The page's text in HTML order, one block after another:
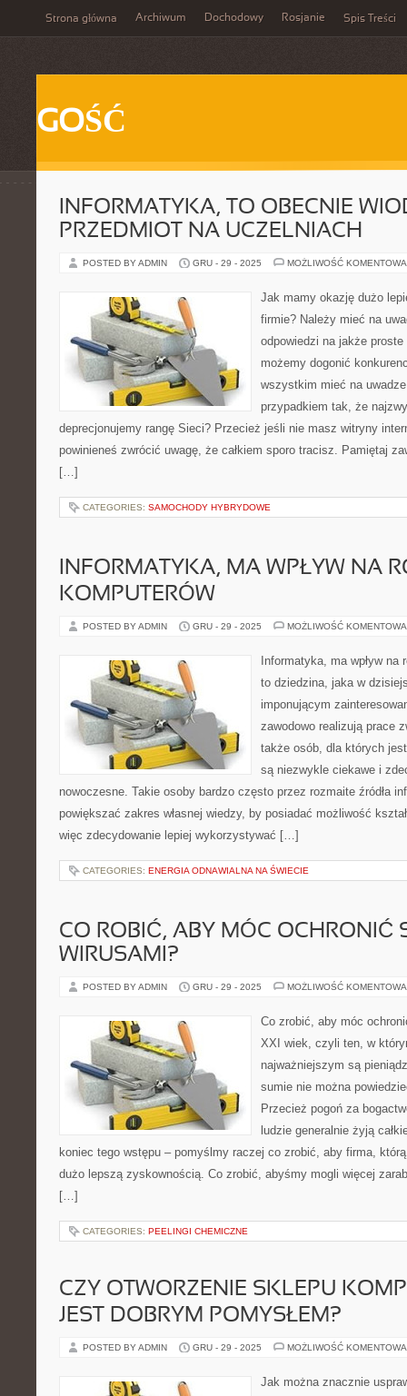
Strona główna Archiwum Dochodowy Rosjanie Spis Treści
GOŚĆ
INFORMATYKA, TO OBECNIE
PRZEDMIOT NA UCZELNIACH
POSTED BY ADMIN GRU - 29 - 2025 MOŻLIWOŚĆ
Jak mamy okazję dużo
firmie? Należy mieć na
odpowiedzi na jakże
możemy dogonić
wszystkim mieć na
przypadkiem tak, że
deprecjonujemy rangę Sieci? Przecież jeśli nie masz witryny
powinieneś zwrócić uwagę, że całkiem sporo tracisz. Pamiętaj
[…]
CATEGORIES: SAMOCHODY HYBRYDOWE
INFORMATYKA, MA WPŁYW NA
KOMPUTERÓW
POSTED BY ADMIN GRU - 29 - 2025 MOŻLIWOŚĆ
Informatyka, ma wpływ
to dziedzina, jaka w
imponującym
zawodowo realizują prace
także osób, dla których
są niezwykle ciekawe i
nowoczesne. Takie osoby bardzo często przez rozmaite źródła
powiększać zakres własnej wiedzy, by posiadać możliwość
więc zdecydowanie lepiej wykorzystywać […]
CATEGORIES: ENERGIA ODNAWIALNA NA ŚWIECIE
CO ROBIĆ, ABY MÓC OCHRONIĆ
WIRUSAMI?
POSTED BY ADMIN GRU - 29 - 2025 MOŻLIWOŚĆ
Co zrobić, aby móc
XXI wiek, czyli ten, w
najważniejszym są
sumie nie można
Przecież pogoń za
ludzie generalnie żyją
koniec tego wstępu – pomyślmy raczej co zrobić, aby firma,
dużo lepszą zyskownością. Co zrobić, abyśmy mogli więcej
[…]
CATEGORIES: PEELINGI CHEMICZNE
CZY OTWORZENIE SKLEPU
JEST DOBRYM POMYSŁEM?
POSTED BY ADMIN GRU - 29 - 2025 MOŻLIWOŚĆ
Jak można znacznie